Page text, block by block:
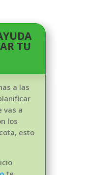
TU
a las
vas a
los
esto